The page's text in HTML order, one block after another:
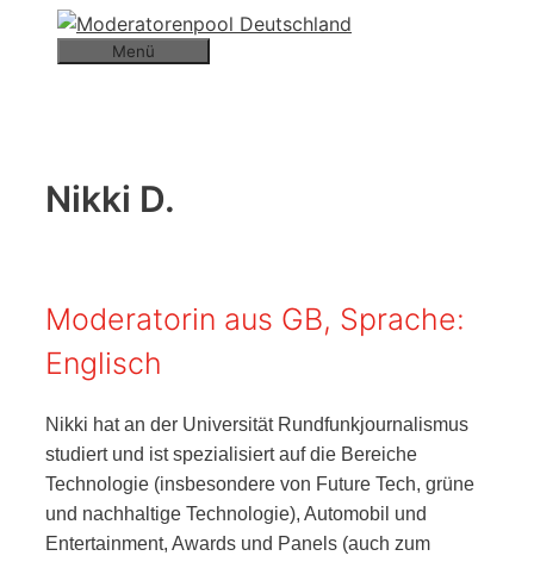
Menü
Nikki D.
Moderatorin aus GB, Sprache:
Englisch
Nikki hat an der Universität Rundfunkjournalismus
studiert und ist spezialisiert auf die Bereiche
Technologie (insbesondere von Future Tech, grüne
und nachhaltige Technologie), Automobil und
Entertainment, Awards und Panels (auch zum